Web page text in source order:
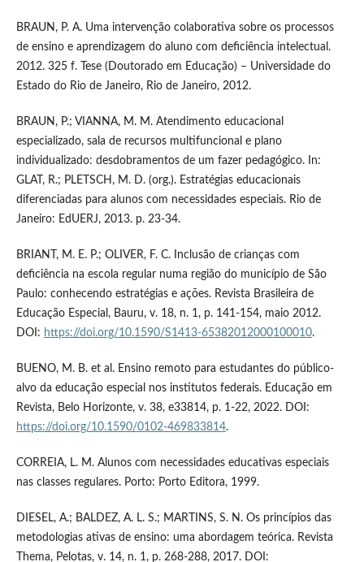
BRAUN, P. A. Uma intervenção colaborativa sobre os processos
de ensino e aprendizagem do aluno com deficiência intelectual.
2012. 325 f. Tese (Doutorado em Educação) – Universidade do
Estado do Rio de Janeiro, Rio de Janeiro, 2012.
BRAUN, P.; VIANNA, M. M. Atendimento educacional
especializado, sala de recursos multifuncional e plano
individualizado: desdobramentos de um fazer pedagógico. In:
GLAT, R.; PLETSCH, M. D. (org.). Estratégias educacionais
diferenciadas para alunos com necessidades especiais. Rio de
Janeiro: EdUERJ, 2013. p. 23-34.
BRIANT, M. E. P.; OLIVER, F. C. Inclusão de crianças com
deficiência na escola regular numa região do município de São
Paulo: conhecendo estratégias e ações. Revista Brasileira de
Educação Especial, Bauru, v. 18, n. 1, p. 141-154, maio 2012.
DOI: https://doi.org/10.1590/S1413-65382012000100010.
BUENO, M. B. et al. Ensino remoto para estudantes do público-
alvo da educação especial nos institutos federais. Educação em
Revista, Belo Horizonte, v. 38, e33814, p. 1-22, 2022. DOI:
https://doi.org/10.1590/0102-469833814.
CORREIA, L. M. Alunos com necessidades educativas especiais
nas classes regulares. Porto: Porto Editora, 1999.
DIESEL, A.; BALDEZ, A. L. S.; MARTINS, S. N. Os princípios das
metodologias ativas de ensino: uma abordagem teórica. Revista
Thema, Pelotas, v. 14, n. 1, p. 268-288, 2017. DOI: